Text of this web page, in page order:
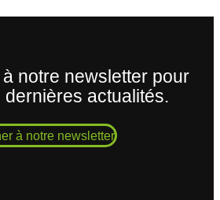
notre newsletter pour
actualités.
à notre newsletter